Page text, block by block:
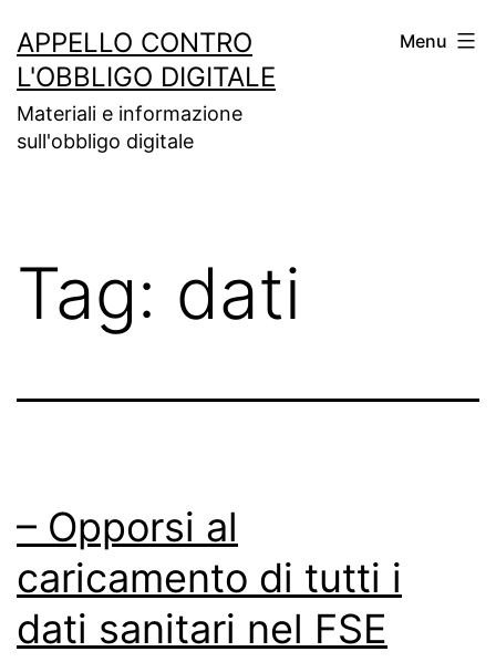
contenuto
APPELLO CONTRO
L'OBBLIGO DIGITALE
Materiali e informazione
sull'obbligo digitale
Menu
Tag: dati
– Opporsi al
caricamento di tutti i
dati sanitari nel FSE